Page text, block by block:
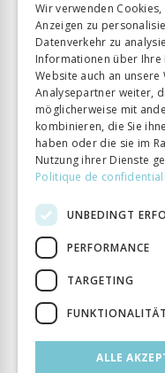
2
6/
dans
GÉO-REGARDS 6/2013
Éditorial. Modes
Wir verwenden
Anzeigen zu
Datenverkehr zu
Informationen über Ihre
Website auch an unsere
Analysepartner weiter,
möglicherweise mit
kombinieren, die Sie
haben oder die sie im
Nutzung ihrer Dienste
Politique de
UNBEDINGT
PERFORMANCE
TARGETING
FUNKTIONALITÄT
ALLE